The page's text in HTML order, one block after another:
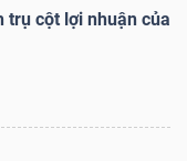
trụ cột lợi nhuận của